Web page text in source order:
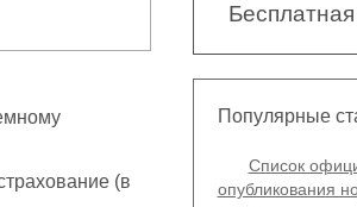
(в
Популярные
Список
опубликования